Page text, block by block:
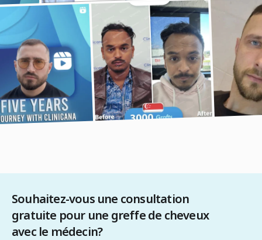
Souhaitez-vous une consultation
gratuite pour une greffe de cheveux
avec le médecin?